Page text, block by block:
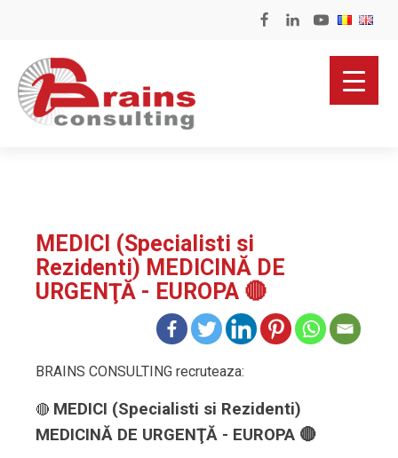
MEDICI (Specialisti si
Rezidenti) MEDICINĂ DE
URGENŢĂ - EUROPA 🔴
BRAINS CONSULTING recruteaza:
🔴 MEDICI (Specialisti si Rezidenti)
MEDICINĂ DE URGENŢĂ - EUROPA 🔴